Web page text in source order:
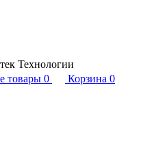
Технологии
товары 0 Корзина 0